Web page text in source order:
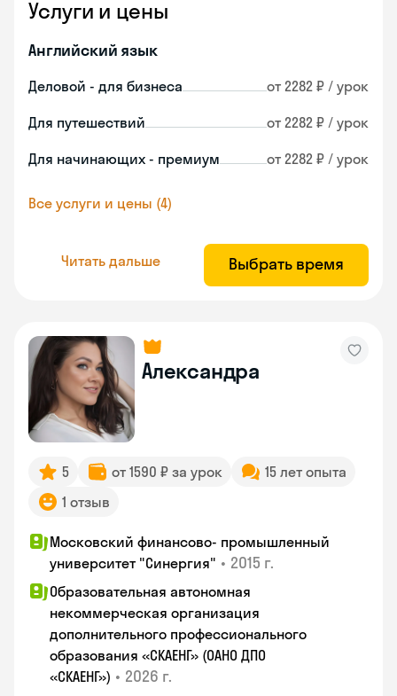
Услуги и цены
Английский язык
Деловой - для бизнеса от 2282 ₽ / урок
Для путешествий от 2282 ₽ / урок
Для начинающих - премиум от 2282 ₽ / урок
Все услуги и цены (4)
Читать дальше Выбрать время
Александра
5 от 1590 ₽ за урок
15 лет опыта
1 отзыв
Московский финансово- промышленный
университет "Синергия" • 2015 г.
Образовательная автономная
некоммерческая организация
дополнительного профессионального
образования «СКАЕНГ» (ОАНО ДПО
«СКАЕНГ») • 2026 г.